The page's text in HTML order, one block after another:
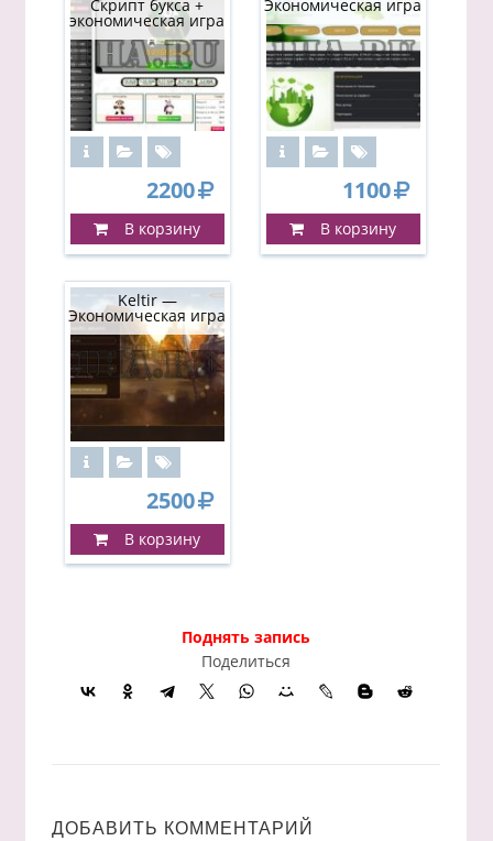
Скрипт букса +
экономическая игра
2200
В корзину
Экономическая игра
1100
В корзину
Keltir —
Экономическая игра
2500
В корзину
Поднять запись
Поделиться
ДОБАВИТЬ КОММЕНТАРИЙ